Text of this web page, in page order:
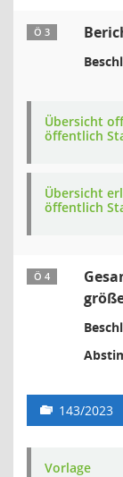
Ö 3
Übersicht
öffentlich
Übersicht
öffentlich
Ö 4
143/2023
Vorlage